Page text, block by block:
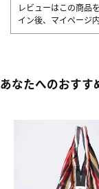
レビューはこの商品
イン後、マイページ内
あなたへのおすす